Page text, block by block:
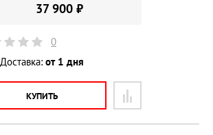
37 900 ₽
0
Доставка: от 1 дня
КУПИТЬ